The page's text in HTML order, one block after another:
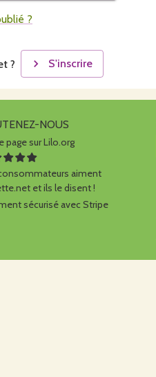
?
? S'inscrire
NOUS
page sur Lilo.org
aiment
et ils le disent !
sécurisé avec Stripe